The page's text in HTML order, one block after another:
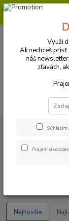
Milí zákazníci, pri
(Po-Pia, 8:30-16:30
Motor/ Oleje
Husaberg
Najnovšie
Využi
Ak nechceš
náš
zľavách,
Súhlasím
Prajem si